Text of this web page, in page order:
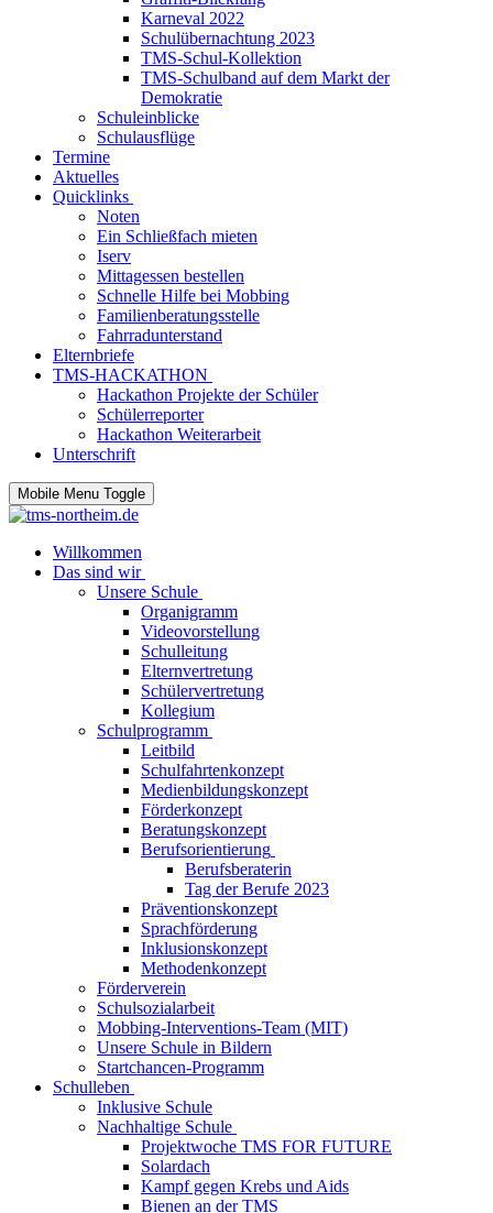
Karneval 2022
Schulübernachtung 2023
TMS-Schul-Kollektion
TMS-Schulband auf dem Markt der
Demokratie
Schuleinblicke
Schulausflüge
Termine
Aktuelles
Quicklinks
Noten
Ein Schließfach mieten
Iserv
Mittagessen bestellen
Schnelle Hilfe bei Mobbing
Familienberatungsstelle
Fahrradunterstand
Elternbriefe
TMS-HACKATHON
Hackathon Projekte der Schüler
Schülerreporter
Hackathon Weiterarbeit
Unterschrift
Mobile Menu Toggle
Willkommen
Das sind wir
Unsere Schule
Organigramm
Videovorstellung
Schulleitung
Elternvertretung
Schülervertretung
Kollegium
Schulprogramm
Leitbild
Schulfahrtenkonzept
Medienbildungskonzept
Förderkonzept
Beratungskonzept
Berufsorientierung
Berufsberaterin
Tag der Berufe 2023
Präventionskonzept
Sprachförderung
Inklusionskonzept
Methodenkonzept
Förderverein
Schulsozialarbeit
Mobbing-Interventions-Team (MIT)
Unsere Schule in Bildern
Startchancen-Programm
Schulleben
Inklusive Schule
Nachhaltige Schule
Projektwoche TMS FOR FUTURE
Solardach
Kampf gegen Krebs und Aids
Bienen an der TMS